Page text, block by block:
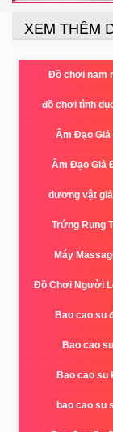
XEM THÊM
Đồ chơi nam
đồ chơi tình
Âm Đạo Giả
Âm Đạo Giả
dương vật
Trứng Rung
Máy
Đồ Chơi Người
Bao cao su
Bao cao
Bao cao su
bao cao su